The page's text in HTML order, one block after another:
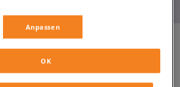
CS
Anpassen
OK